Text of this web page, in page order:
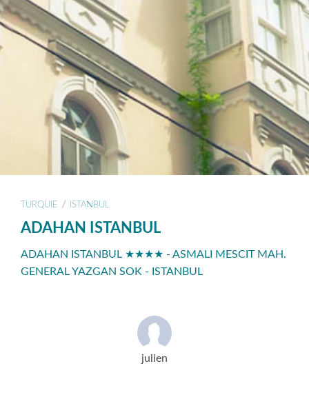
TURQUIE / ISTANBUL
ADAHAN ISTANBUL
ADAHAN ISTANBUL ★★★★ - ASMALI MESCIT MAH.
GENERAL YAZGAN SOK - ISTANBUL
julien